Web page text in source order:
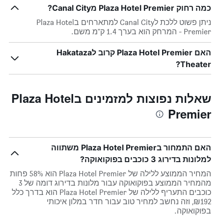
כמה רחוק Plaza Hotel Premier מCanal City?
ניתן פשוט ללכת לCanal City למתארחים בPlaza Hotel
Premier - המרחק הוא בערך 1.4 ק"מ משם.
האם Plaza Hotel Premier קרוב לHakataza
Theater?
שאלות נפוצות למזמינים בPlaza Hotel
Premier
האם התמחור בPlaza Hotel Premier משתווה
למלונות בדירוג 3 כוכבים בפוקואוקה?
המחיר הממוצע ללילה של Plaza Hotel Premier הוא 58% פחות
מהמחיר הממוצע בפוקואוקה עבור מלונות בדירוג דומה של 3
כוכבים התעריף ללילה של Plaza Hotel Premier הוא בדרך כלל
₪192, וזה נחשב למחיר טוב עבור חדר במלון איכותי
בפוקואוקה.